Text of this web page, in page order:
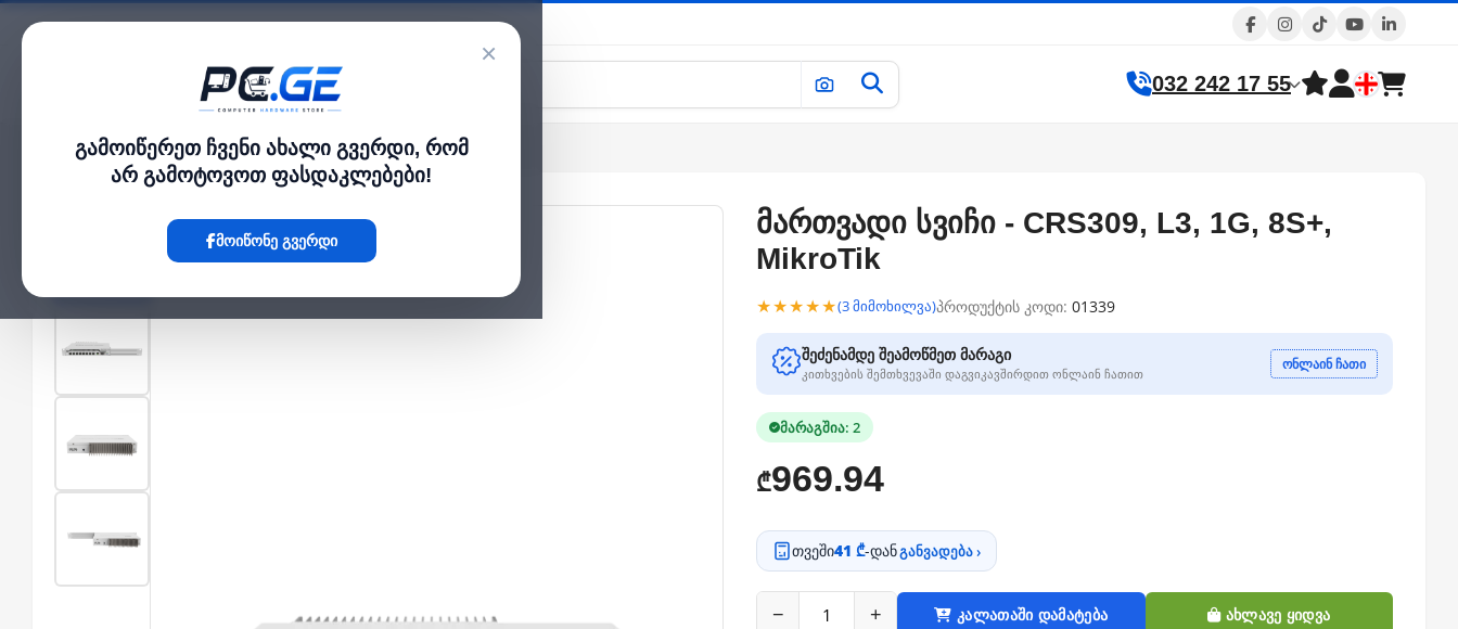
×
გამოიწერეთ ჩვენი ახალი გვერდი, რომ
არ გამოტოვოთ ფასდაკლებები!
მოიწონე გვერდი
კატალოგი 032 242 17 55
მთავარი›Network Switch›მართვადი სვიჩი - CRS309, L3, 1G, 8S+, MikroTik
მართვადი სვიჩი - CRS309, L3, 1G, 8S+,
MikroTik
★★★★★(3 მიმოხილვა)პროდუქტის კოდი: 01339
შეძენამდე შეამოწმეთ მარაგი
კითხვების შემთხვევაში დაგვიკავშირდით ონლაინ ჩათით
ონლაინ ჩათი
მარაგშია: 2
₾969.94
თვეში41 ₾-დანგანვადება ›
− + კალათაში დამატება ახლავე ყიდვა